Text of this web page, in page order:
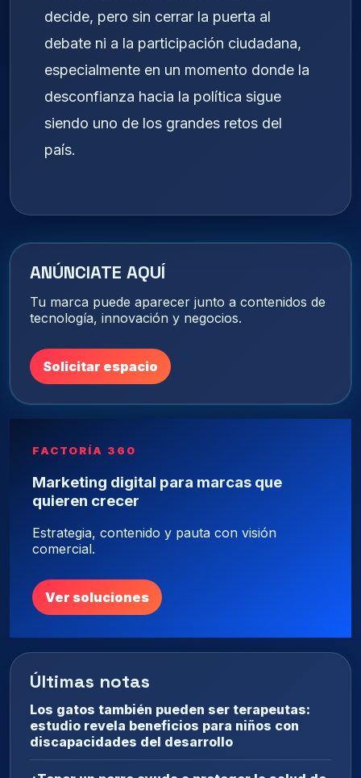
decide, pero sin cerrar la puerta al
debate ni a la participación ciudadana,
especialmente en un momento donde la
desconfianza hacia la política sigue
siendo uno de los grandes retos del
país.
ANÚNCIATE AQUÍ
Tu marca puede aparecer junto a contenidos de
tecnología, innovación y negocios.
Solicitar espacio
FACTORÍA 360
Marketing digital para marcas que
quieren crecer
Estrategia, contenido y pauta con visión
comercial.
Ver soluciones
Últimas notas
Los gatos también pueden ser terapeutas:
estudio revela beneficios para niños con
discapacidades del desarrollo